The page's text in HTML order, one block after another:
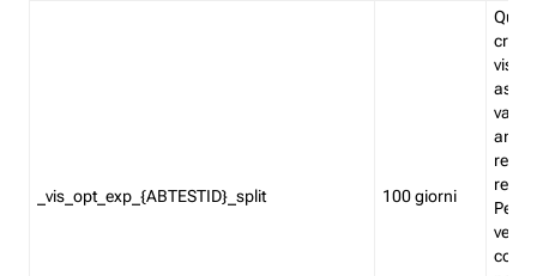
_vis_opt_exp_{ABTESTID}_split 100 giorni